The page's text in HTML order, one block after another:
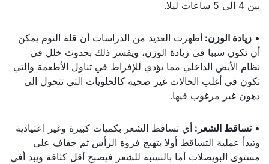
بين 4 الى 5 ساعات ليلا.
• زيادة الوزن: أظهرت العديد من الدراسات أن قلة النوم يمكن
أن تكون سببا في زيادة الوزن، ويفسر ذلك بحدوث خلل في
نظام الأيض الداخلي مما يؤدي للإفراط في تناول الأطعمة والتي
تكون في أغلب الحالات غير صحية كالحلويات التي تتحول الى
دهون غير مرغوب فيها.
•تساقط الشعر : أي تساقط الشعر بكميات كبيرة وغير اعتيادية
وتبدأ عملية التساقط أولا بتهيج فروة الرأس ثم جفاف على
مستوى البويصلات أما بالنسبة للشعر فيصبح أقل كثافة ويبد أفي